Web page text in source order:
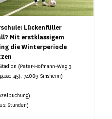
Lückenfüller
Mit erstklassigem
die Winterperiode
(Peter-Hofmann-Weg 3
45), 74889 Sinsheim)
2 Stunden)